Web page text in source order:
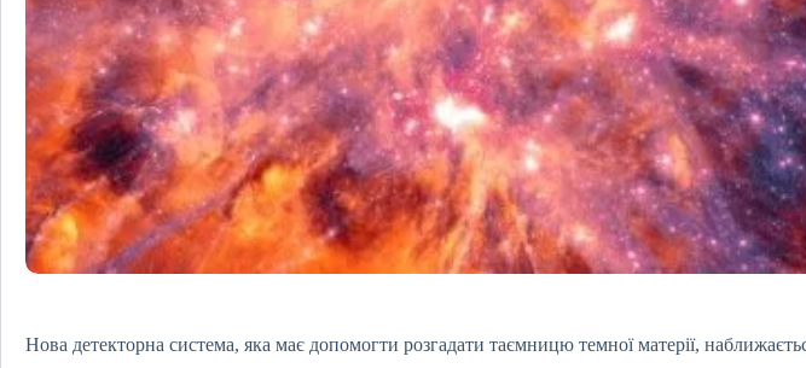
Нова детекторна система, яка має допомогти розгадати таємницю темної матерії,